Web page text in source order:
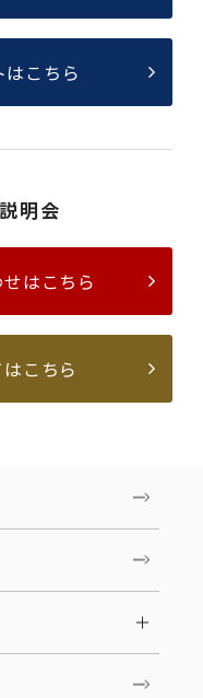
こちら
明会
はこちら
こちら